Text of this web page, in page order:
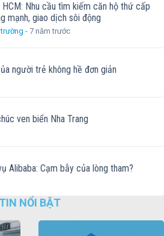
HCM: Nhu cầu tìm kiếm căn hộ thứ cấp
mạnh, giao dịch sôi động
- 7 năm trước
người trẻ không hề đơn giản
ven biển Nha Trang
Alibaba: Cạm bẫy của lòng tham?
TIN NỔI BẬT